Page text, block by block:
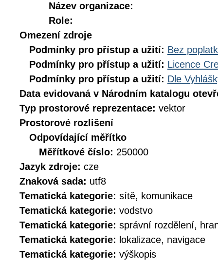
Název organizace:
Role:
Omezení zdroje
Podmínky pro přístup a užití: Bez
Podmínky pro přístup a užití: Licence
Podmínky pro přístup a užití: Dle
Data evidovaná v Národním katalogu
Typ prostorové reprezentace: vektor
Prostorové rozlišení
Odpovídající měřítko
Měřítkové číslo: 250000
Jazyk zdroje: cze
Znaková sada: utf8
Tematická kategorie: sítě, komunikace
Tematická kategorie: vodstvo
Tematická kategorie: správní rozdělení,
Tematická kategorie: lokalizace, navigace
Tematická kategorie: výškopis